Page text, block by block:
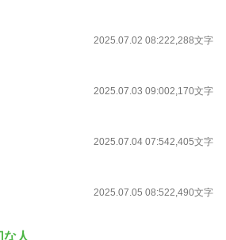
2025.07.02 08:222,288文字
2025.07.03 09:002,170文字
2025.07.04 07:542,405文字
2025.07.05 08:522,490文字
人